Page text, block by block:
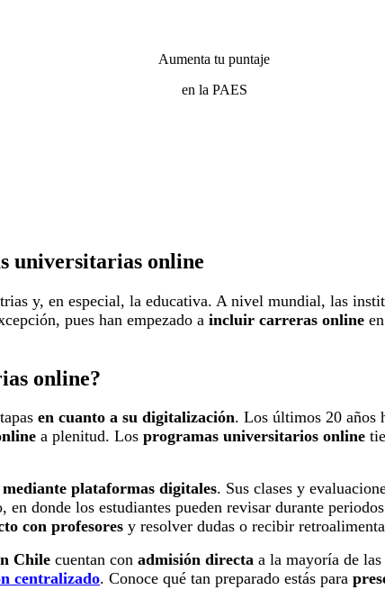
Aumenta tu puntaje
en la PAES
universitarias online
y, en especial, la educativa. A nivel mundial, las
pues han empezado a incluir carreras online
online?
en cuanto a su digitalización. Los últimos 20 años
a plenitud. Los programas universitarios online
mediante plataformas digitales. Sus clases y
en donde los estudiantes pueden revisar durante
con profesores y resolver dudas o recibir
Chile cuentan con admisión directa a la mayoría de las
centralizado. Conoce qué tan preparado estás para